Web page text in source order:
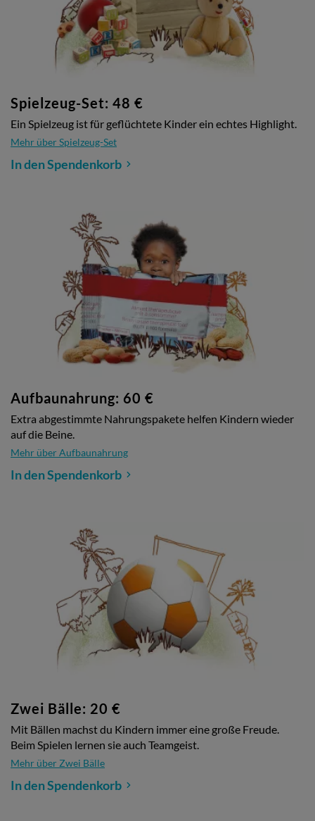
Spielzeug-Set: 48 €
Ein Spielzeug ist für geflüchtete Kinder ein echtes Highlight.
Mehr über Spielzeug-Set
In den Spendenkorb
Aufbaunahrung: 60 €
Extra abgestimmte Nahrungspakete helfen Kindern wieder
auf die Beine.
Mehr über Aufbaunahrung
In den Spendenkorb
Zwei Bälle: 20 €
Mit Bällen machst du Kindern immer eine große Freude.
Beim Spielen lernen sie auch Teamgeist.
Mehr über Zwei Bälle
In den Spendenkorb